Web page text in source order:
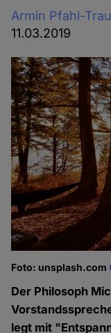
Armin Pfahl-
11.03.2019
Foto: unsplash.com
Der Philosoph
legt mit